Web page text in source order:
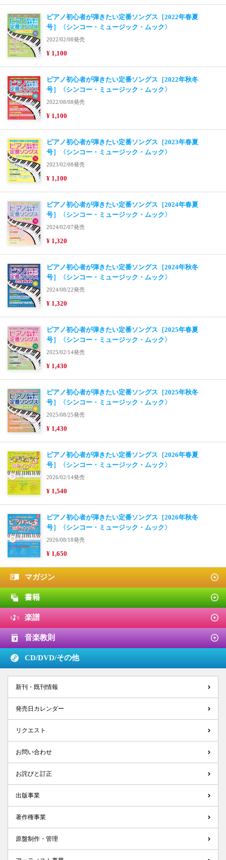
ピアノ初心者が弾きたい定番ソングス［2022年春夏
号］〈シンコー・ミュージック・ムック〉
2022/02/08発売
¥ 1,100
ピアノ初心者が弾きたい定番ソングス［2022年秋冬
号］〈シンコー・ミュージック・ムック〉
2022/08/08発売
¥ 1,100
ピアノ初心者が弾きたい定番ソングス［2023年春夏
号］〈シンコー・ミュージック・ムック〉
2023/02/08発売
¥ 1,100
ピアノ初心者が弾きたい定番ソングス［2024年春夏
号］〈シンコー・ミュージック・ムック〉
2024/02/07発売
¥ 1,320
ピアノ初心者が弾きたい定番ソングス［2024年秋冬
号］〈シンコー・ミュージック・ムック〉
2024/08/22発売
¥ 1,320
ピアノ初心者が弾きたい定番ソングス［2025年春夏
号］〈シンコー・ミュージック・ムック〉
2025/02/14発売
¥ 1,430
ピアノ初心者が弾きたい定番ソングス［2025年秋冬
号］〈シンコー・ミュージック・ムック〉
2025/08/25発売
¥ 1,430
ピアノ初心者が弾きたい定番ソングス［2026年春夏
号］〈シンコー・ミュージック・ムック〉
2026/02/14発売
¥ 1,540
ピアノ初心者が弾きたい定番ソングス［2026年秋冬
号］〈シンコー・ミュージック・ムック〉
2026/08/18発売
¥ 1,650
マガジン
書籍
楽譜
音楽教則
CD/DVD/その他
新刊・既刊情報
発売日カレンダー
リクエスト
お問い合わせ
お詫びと訂正
出版事業
著作権事業
原盤制作・管理